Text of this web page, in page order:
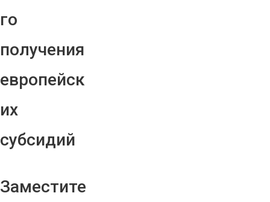
го
получения
европейск
их
субсидий
Заместите